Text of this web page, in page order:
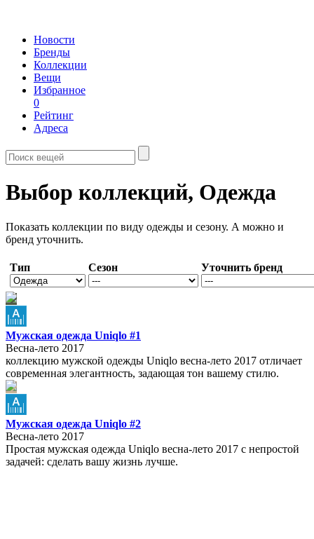
Новости
Бренды
Коллекции
Вещи
Избранное
0
Рейтинг
Адреса
Выбор коллекций, Одежда
Показать коллекции по виду одежды и сезону. А можно и
бренд уточнить.
Тип Сезон Уточнить бренд
Мужская одежда Uniqlo #1
Весна-лето 2017
коллекцию мужской одежды Uniqlo весна-лето 2017 отличает
современная элегантность, задающая тон вашему стилю.
Мужская одежда Uniqlo #2
Весна-лето 2017
Простая мужская одежда Uniqlo весна-лето 2017 с непростой
задачей: сделать вашу жизнь лучше.